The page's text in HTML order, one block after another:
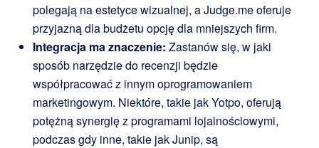
polegają na estetyce wizualnej, a Judge.me oferuje
przyjazną dla budżetu opcję dla mniejszych firm.
Integracja ma znaczenie: Zastanów się, w jaki
sposób narzędzie do recenzji będzie
współpracować z innym oprogramowaniem
marketingowym. Niektóre, takie jak Yotpo, oferują
potężną synergię z programami lojalnościowymi,
podczas gdy inne, takie jak Junip, są